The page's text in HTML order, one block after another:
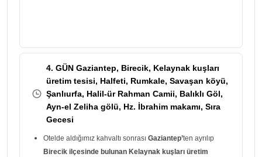
4. GÜN Gaziantep, Birecik, Kelaynak kuşları
üretim tesisi, Halfeti, Rumkale, Savaşan köyü,
Şanlıurfa, Halil-ür Rahman Camii, Balıklı Göl,
Ayn-el Zeliha gölü, Hz. İbrahim makamı, Sıra
Gecesi
Otelde aldığımız kahvaltı sonrası Gaziantep’ten ayrılıp
Birecik ilçesinde bulunan Kelaynak kuşları üretim